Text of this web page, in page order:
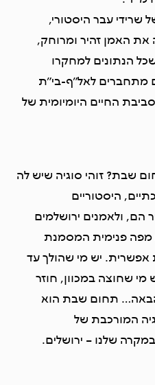
שרידי עבר היסטורי,
את האמן זהיר ומרוחק,
הנתונים למחקרו
מתחברים לאל”ף-בי”ת
החיים היומיומית של
שבת? זוהי סוגיה שיש לה
היסטוריים
הם, ולאמנים ירושלמים
מפה פנימית המסמנת
אפשרית. יש מי שהולך עד
מי שחוצה במכוון, חוזר
הבאה… תחום שבת הוא
המורכבת של
שלנו – ירושלים.